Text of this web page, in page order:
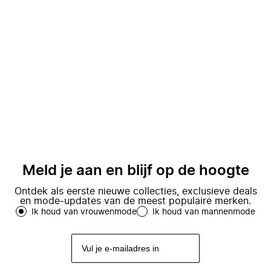
Meld je aan en blijf op de hoogte
Ontdek als eerste nieuwe collecties, exclusieve deals
en mode-updates van de meest populaire merken.
Ik houd van vrouwenmode Ik houd van mannenmode